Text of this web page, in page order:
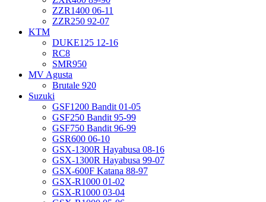
ZZR1400 06-11
ZZR250 92-07
KTM
DUKE125 12-16
RC8
SMR950
MV Agusta
Brutale 920
Suzuki
GSF1200 Bandit 01-05
GSF250 Bandit 95-99
GSF750 Bandit 96-99
GSR600 06-10
GSX-1300R Hayabusa 08-16
GSX-1300R Hayabusa 99-07
GSX-600F Katana 88-97
GSX-R1000 01-02
GSX-R1000 03-04